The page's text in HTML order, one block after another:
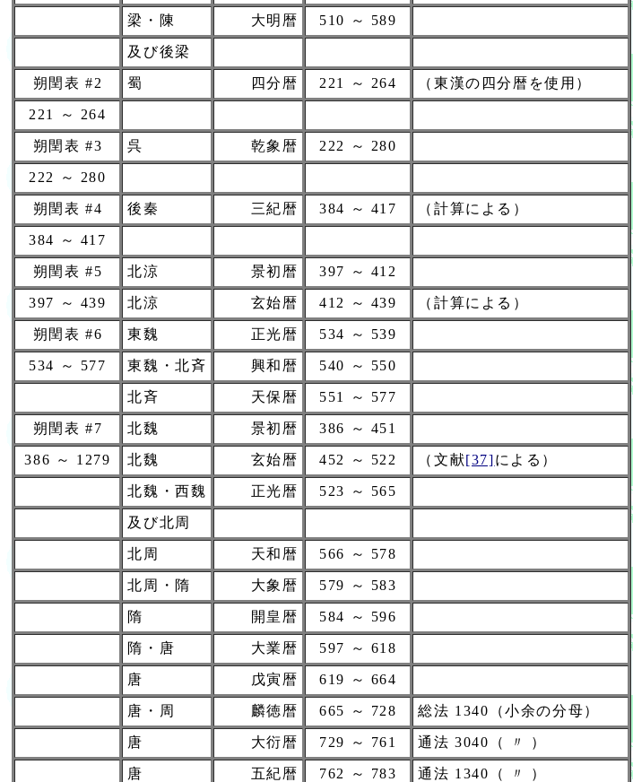
梁・陳 大明暦 510 ～ 589
及び後梁
朔閏表 #2 蜀 四分暦 221 ～ 264 （東漢の四分暦を使用）
221 ～ 264
朔閏表 #3 呉 乾象暦 222 ～ 280
222 ～ 280
朔閏表 #4 後秦 三紀暦 384 ～ 417 （計算による）
384 ～ 417
朔閏表 #5 北涼 景初暦 397 ～ 412
397 ～ 439 北涼 玄始暦 412 ～ 439 （計算による）
朔閏表 #6 東魏 正光暦 534 ～ 539
534 ～ 577 東魏・北斉 興和暦 540 ～ 550
北斉 天保暦 551 ～ 577
朔閏表 #7 北魏 景初暦 386 ～ 451
386 ～ 1279 北魏 玄始暦 452 ～ 522 （文献[37]による）
北魏・西魏 正光暦 523 ～ 565
及び北周
北周 天和暦 566 ～ 578
北周・隋 大象暦 579 ～ 583
隋 開皇暦 584 ～ 596
隋・唐 大業暦 597 ～ 618
唐 戊寅暦 619 ～ 664
唐・周 麟徳暦 665 ～ 728 総法 1340（小余の分母）
唐 大衍暦 729 ～ 761 通法 3040（ 〃 ）
唐 五紀暦 762 ～ 783 通法 1340（ 〃 ）